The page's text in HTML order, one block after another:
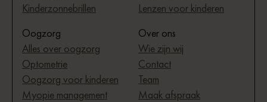
Kinderzonnebrillen
Lenzen voor kinderen
Oogzorg
Alles over oogzorg
Optometrie
Oogzorg voor kinderen
Myopie management
Over ons
Wie zijn wij
Contact
Team
Maak afspraak